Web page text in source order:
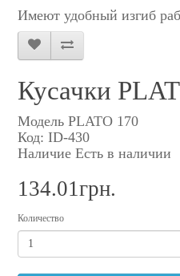
Имеют удобный изгиб
Кусачки
Модель PLATO 170
Код: ID-430
Наличие Есть в наличии
134.01грн.
Количество